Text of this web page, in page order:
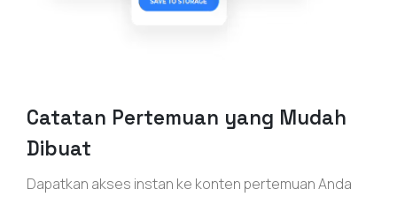
Catatan Pertemuan yang Mudah
Dibuat
Dapatkan akses instan ke konten pertemuan Anda